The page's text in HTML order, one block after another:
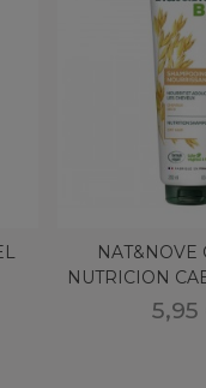
NAT&NOVE
NUTRICION
AVENA